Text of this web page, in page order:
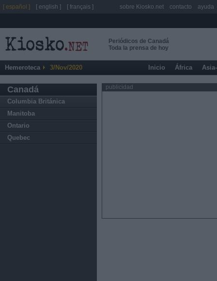
Periódicos de Canadá
Toda la prensa de hoy
Hemeroteca 3/Nov/2020 Inicio África
Canadá
Columbia Británica
Manitoba
Ontario
Quebec
publicidad
[ español ] [ english ] [ français ] sobre Kiosko.net contacto ayuda